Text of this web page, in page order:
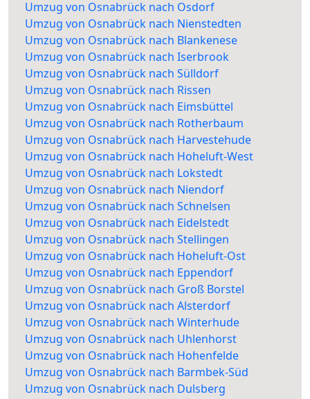
Umzug von Osnabrück nach Osdorf
Umzug von Osnabrück nach Nienstedten
Umzug von Osnabrück nach Blankenese
Umzug von Osnabrück nach Iserbrook
Umzug von Osnabrück nach Sülldorf
Umzug von Osnabrück nach Rissen
Umzug von Osnabrück nach Eimsbüttel
Umzug von Osnabrück nach Rotherbaum
Umzug von Osnabrück nach Harvestehude
Umzug von Osnabrück nach Hoheluft-West
Umzug von Osnabrück nach Lokstedt
Umzug von Osnabrück nach Niendorf
Umzug von Osnabrück nach Schnelsen
Umzug von Osnabrück nach Eidelstedt
Umzug von Osnabrück nach Stellingen
Umzug von Osnabrück nach Hoheluft-Ost
Umzug von Osnabrück nach Eppendorf
Umzug von Osnabrück nach Groß Borstel
Umzug von Osnabrück nach Alsterdorf
Umzug von Osnabrück nach Winterhude
Umzug von Osnabrück nach Uhlenhorst
Umzug von Osnabrück nach Hohenfelde
Umzug von Osnabrück nach Barmbek-Süd
Umzug von Osnabrück nach Dulsberg